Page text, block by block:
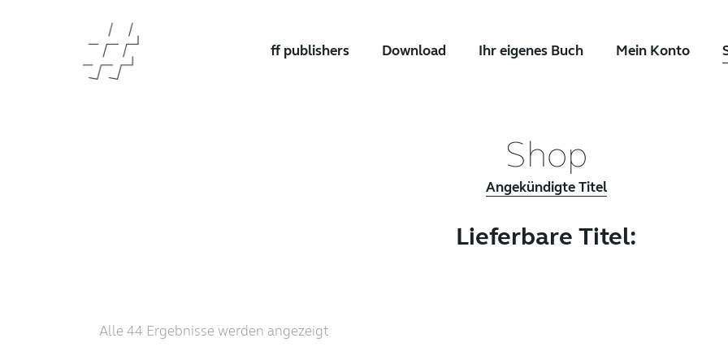
ff publishers Download Ihr eigenes Buch Mein Konto
Shop
Angekündigte Titel
Lieferbare Titel:
Alle 44 Ergebnisse werden angezeigt